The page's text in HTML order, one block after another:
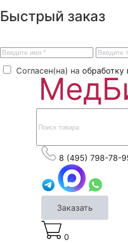
Быстрый заказ
Согласен(на) на обработку
8 (495) 798-78-
Заказать
0